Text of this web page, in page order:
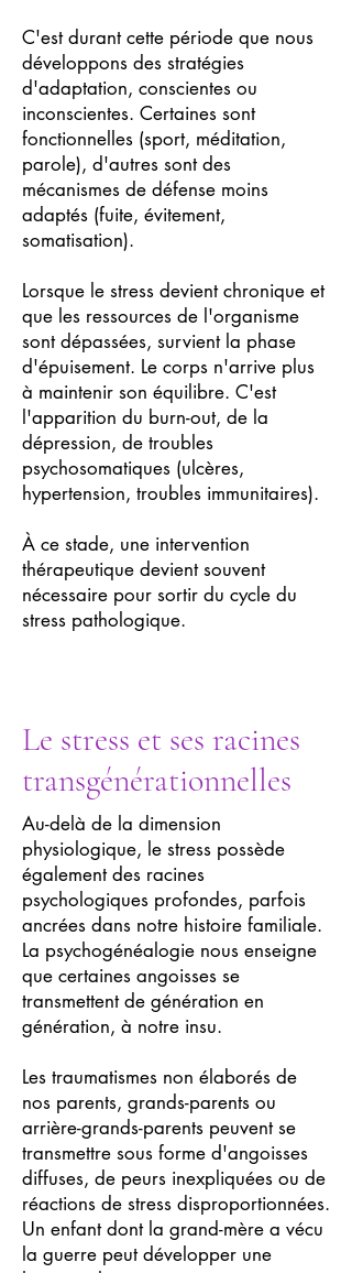
C'est durant cette période que nous
développons des stratégies
d'adaptation, conscientes ou
inconscientes. Certaines sont
fonctionnelles (sport, méditation,
parole), d'autres sont des
mécanismes de défense moins
adaptés (fuite, évitement,
somatisation).
Lorsque le stress devient chronique et
que les ressources de l'organisme
sont dépassées, survient la phase
d'épuisement. Le corps n'arrive plus
à maintenir son équilibre. C'est
l'apparition du burn-out, de la
dépression, de troubles
psychosomatiques (ulcères,
hypertension, troubles immunitaires).
À ce stade, une intervention
thérapeutique devient souvent
nécessaire pour sortir du cycle du
stress pathologique.
Le stress et ses racines
transgénérationnelles
Au-delà de la dimension
physiologique, le stress possède
également des racines
psychologiques profondes, parfois
ancrées dans notre histoire familiale.
La psychogénéalogie nous enseigne
que certaines angoisses se
transmettent de génération en
génération, à notre insu.
Les traumatismes non élaborés de
nos parents, grands-parents ou
arrière-grands-parents peuvent se
transmettre sous forme d'angoisses
diffuses, de peurs inexpliquées ou de
réactions de stress disproportionnées.
Un enfant dont la grand-mère a vécu
la guerre peut développer une